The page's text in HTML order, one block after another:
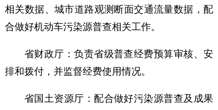
相关数据、城市道路观测断面交通流量数据，配
合做好机动车污染源普查相关工作。
省财政厅：负责省级普查经费预算审核、安
排和拨付，并监督经费使用情况。
省国土资源厅：配合做好污染源普查及成果